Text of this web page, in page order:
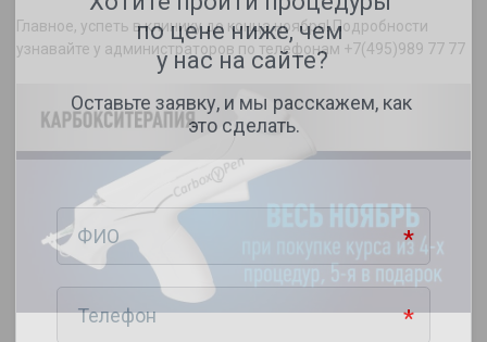
Главное, успеть в клинику до конца ноября! Подробности
узнавайте у администраторов по телефонам +7(495)989 77 77